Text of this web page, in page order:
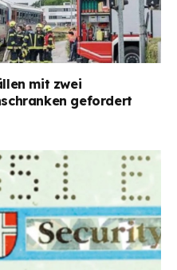
mit zwei
gefordert